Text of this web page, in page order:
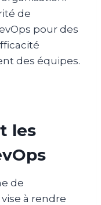
de
pour des
des équipes.
les
de
à rendre